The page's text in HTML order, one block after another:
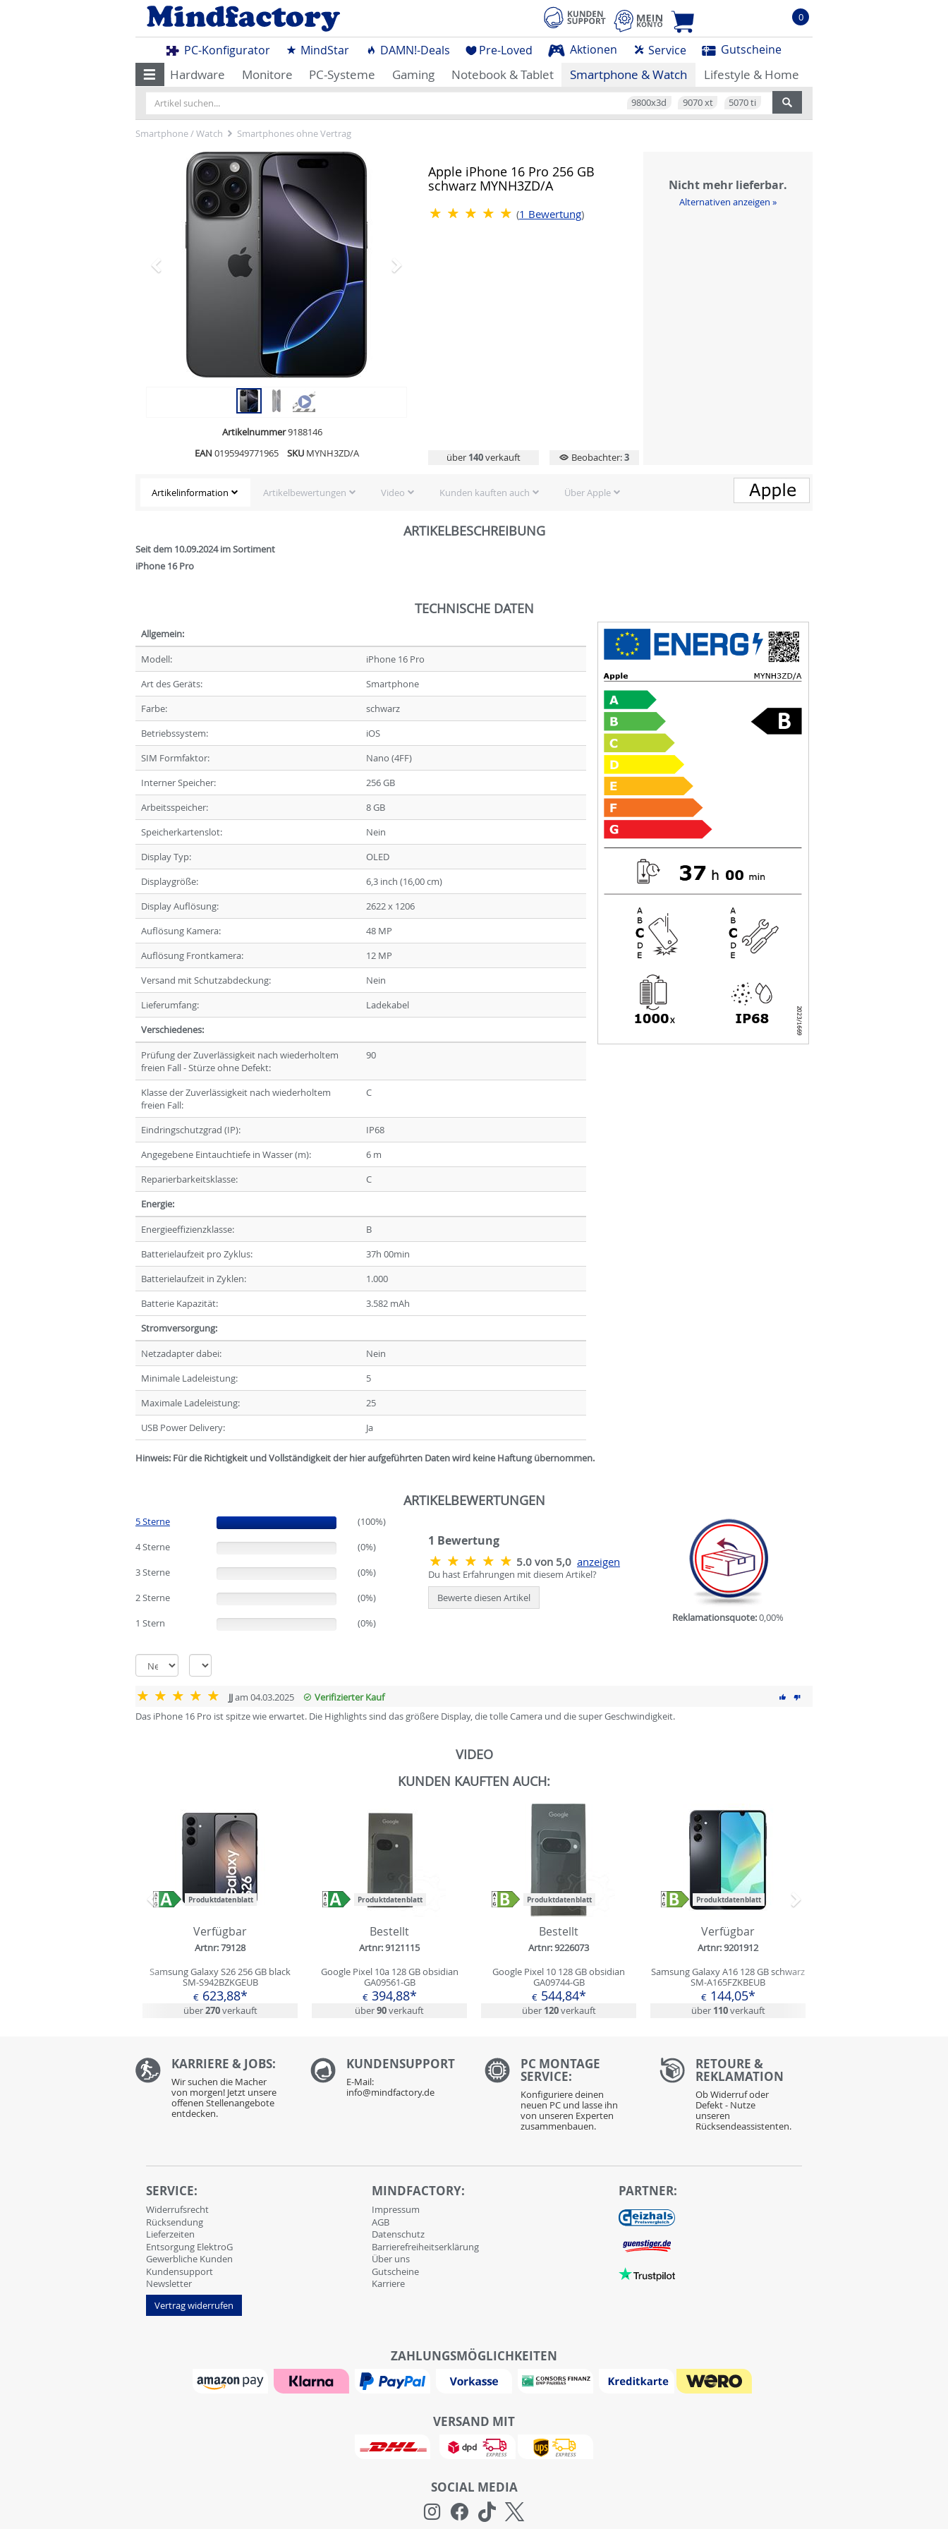
0
PC-Konfigurator MindStar DAMN!-Deals Pre-Loved Aktionen Service Gutscheine
Hardware Monitore PC-Systeme Gaming Notebook & Tablet Smartphone & Watch Lifestyle & Home
9800x3d 9070 xt 5070 ti
Smartphone / Watch Smartphones ohne Vertrag
Zurück
Artikelnummer9188146
EAN 0195949771965 SKU MYNH3ZD/A
Apple iPhone 16 Pro 256 GB
schwarz MYNH3ZD/A
(1 Bewertung)
über 140verkauft Beobachter:3
Nicht mehr lieferbar.
Alternativen anzeigen »
Artikelinformation Artikelbewertungen Video Kunden kauften auch Über Apple
ARTIKELBESCHREIBUNG
Seit dem 10.09.2024 im Sortiment
iPhone 16 Pro
TECHNISCHE DATEN
Allgemein:
Modell:
iPhone 16 Pro
Art des Geräts:
Smartphone
Farbe:
schwarz
Betriebssystem:
iOS
SIM Formfaktor:
Nano (4FF)
Interner Speicher:
256 GB
Arbeitsspeicher:
8 GB
Speicherkartenslot:
Nein
Display Typ:
OLED
Displaygröße:
6,3 inch (16,00 cm)
Display Auflösung:
2622 x 1206
Auflösung Kamera:
48 MP
Auflösung Frontkamera:
12 MP
Versand mit Schutzabdeckung:
Nein
Lieferumfang:
Ladekabel
Verschiedenes:
Prüfung der Zuverlässigkeit nach wiederholtem
freien Fall - Stürze ohne Defekt:
90
Klasse der Zuverlässigkeit nach wiederholtem
freien Fall:
C
Eindringschutzgrad (IP):
IP68
Angegebene Eintauchtiefe in Wasser (m):
6 m
Reparierbarkeitsklasse:
C
Energie:
Energieeffizienzklasse:
B
Batterielaufzeit pro Zyklus:
37h 00min
Batterielaufzeit in Zyklen:
1.000
Batterie Kapazität:
3.582 mAh
Stromversorgung:
Netzadapter dabei:
Nein
Minimale Ladeleistung:
5
Maximale Ladeleistung:
25
USB Power Delivery:
Ja
Hinweis: Für die Richtigkeit und Vollständigkeit der hier aufgeführten Daten wird keine Haftung übernommen.
ARTIKELBEWERTUNGEN
5 Sterne (100%)
(100%)
4 Sterne
(0%)
3 Sterne
(0%)
2 Sterne
(0%)
1 Stern
(0%)
1 Bewertung
5.0 von 5,0 anzeigen
Du hast Erfahrungen mit diesem Artikel?
Bewerte diesen Artikel
Reklamationsquote:0,00%
JJam 04.03.2025
Verifizierter Kauf
Das iPhone 16 Pro ist spitze wie erwartet. Die Highlights sind das größere Display, die tolle Camera und die super Geschwindigkeit.
VIDEO
KUNDEN KAUFTEN AUCH:
Produktdatenblatt
Verfügbar
Artnr: 79128
Samsung Galaxy S26 256 GB black
SM-S942BZKGEUB
€623,88*
über270verkauft
Produktdatenblatt
Bestellt
Artnr: 9121115
Google Pixel 10a 128 GB obsidian
GA09561-GB
€394,88*
über90verkauft
Produktdatenblatt
Bestellt
Artnr: 9226073
Google Pixel 10 128 GB obsidian
GA09744-GB
€544,84*
über 120verkauft
Produktdatenblatt
Verfügbar
Artnr: 9201912
Samsung Galaxy A16 128 GB schwarz
SM-A165FZKBEUB
€144,05*
über 110verkauft
Zurück Nächstes
KARRIERE & JOBS:
Wir suchen die Macher
von morgen! Jetzt unsere
offenen Stellenangebote
entdecken.
KUNDENSUPPORT
E-Mail:
info@mindfactory.de
PC MONTAGE
SERVICE:
Konfiguriere deinen
neuen PC und lasse ihn
von unseren Experten
zusammenbauen.
RETOURE &
REKLAMATION
Ob Widerruf oder
Defekt - Nutze
unseren
Rücksendeassistenten.
SERVICE:
Widerrufsrecht
Rücksendung
Lieferzeiten
Entsorgung ElektroG
Gewerbliche Kunden
Kundensupport
Newsletter
Vertrag widerrufen
MINDFACTORY:
Impressum
AGB
Datenschutz
Barrierefreiheitserklärung
Über uns
Gutscheine
Karriere
PARTNER:
ZAHLUNGSMÖGLICHKEITEN
VERSAND MIT
SOCIAL MEDIA